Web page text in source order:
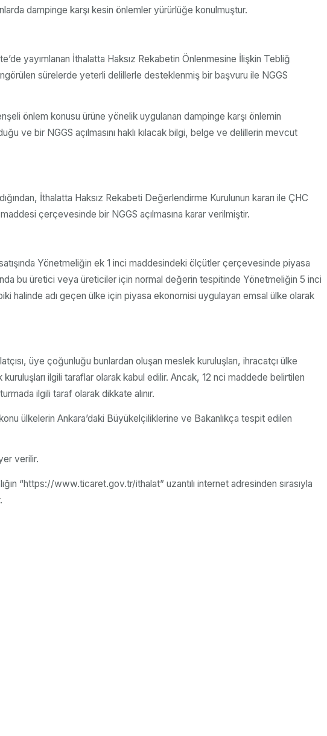
dampinge karşı kesin önlemler yürürlüğe konulmuştur.
yayımlanan İthalatta Haksız Rekabetin Önlenmesine İlişkin Tebliğ
sürelerde yeterli delillerle desteklenmiş bir başvuru ile NGGS
önlem konusu ürüne yönelik uygulanan dampinge karşı önlemin
ve bir NGGS açılmasını haklı kılacak bilgi, belge ve delillerin mevcut
İthalatta Haksız Rekabeti Değerlendirme Kurulunun kararı ile ÇHC
çerçevesinde bir NGGS açılmasına karar verilmiştir.
Yönetmeliğin ek 1 inci maddesindeki ölçütler çerçevesinde piyasa
bu üretici veya üreticiler için normal değerin tespitinde Yönetmeliğin 5 inci
halinde adı geçen ülke için piyasa ekonomisi uygulayan emsal ülke olarak
üye çoğunluğu bunlardan oluşan meslek kuruluşları, ihracatçı ülke
ilgili taraflar olarak kabul edilir. Ancak, 12 nci maddede belirtilen
ilgili taraf olarak dikkate alınır.
ülkelerin Ankara’daki Büyükelçiliklerine ve Bakanlıkça tespit edilen
verilir.
“https://www.ticaret.gov.tr/ithalat” uzantılı internet adresinden sırasıyla